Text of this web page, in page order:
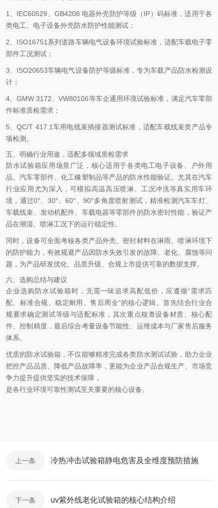
1、IEC60529、GB4208 电器外壳防护等级（IP）码标准，适用于各
类电工、电子设备外壳防水防护性能测试；
2、ISO16751系列道路车辆电气设备环境试验标准，适配车载电子零
部件工况测试；
3、ISO20653车辆电气设备防护等级标准，专为车载产品防水检测设
计；
4、GMW 3172、VW80106等车企通用环境试验标准，满足汽车零部
件标准质检需求；
5、QC/T 417.1车用电线束插接器测试标准，适配车载线束类产品专
项检测。
五、明确行业用途，适配多领域质检需求
防水试验箱应用场景广泛，核心适用于各类电工电子设备、户外用
品、汽车零部件、化工橡塑制品等产品的防水性能验证。尤其在汽车
行业应用尤为深入，可模拟高温高压喷淋、工况冲洗等真实用车环
境，通过0°、30°、60°、90°多角度喷射测试，精准检测汽车车灯、
车载线束、发动机配件、车载电器等零部件的防水密封性能，验证产
品在潮湿、喷淋工况下的运行稳定性。
同时，设备可全面考核各类产品外壳、密封材料在淋雨、喷淋环境下
的防护能力，有效规避产品因防水失效引发的故障、老化、腐蚀等问
题，为产品研发优化、品质升级、合规上市提供可靠的数据支撑。
六、选购总结与建议
企业选购防水试验箱时，无需一味追求高配低价，应遵循“需求匹
配、标准合规、稳定耐用、售后周全"的核心逻辑。首先结合行业合
规要求确定测试等级与适配标准，其次重点核查设备材质、核心配
件、控制精度，最后综合考量设备节能性、运维成本与厂家售后服务
体系。
优质的防水试验箱，不仅能够精准完成各类防水测试试验，助力企业
把控产品品质、降低产品故障率，更能为企业产品合规生产、市场竞
争力提升提供坚实的技术保障，
是各行业环境可靠性测试至关重要的核心设备。
上一条 冷热冲击试验箱静电危害及全维度预防措施
下一条 uv紫外线老化试验箱的核心结构介绍